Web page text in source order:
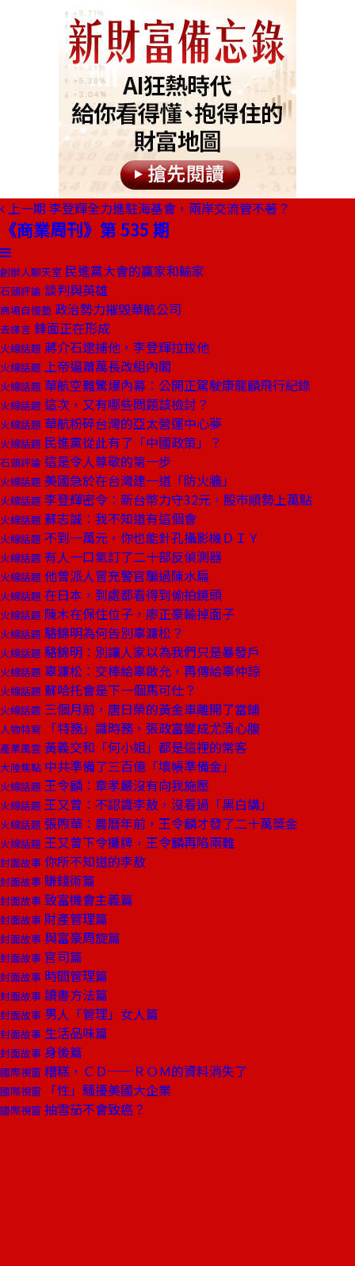
上一期 李登輝全力進駐海基會，兩岸交流管不著？
《商業周刊》第 535 期
創辦人聊天室 民進黨大會的贏家和輸家
石頭評論 談判與英雄
商場自慢塾 政治勢力摧毀華航公司
去梯言 鋒面正在形成
火線話題 蔣介石逮捕他，李登輝拉拔他
火線話題 上帝逼蕭萬長改組內閣
火線話題 華航空難驚爆內幕：公開正駕駛康龍麟飛行紀錄
火線話題 這次，又有哪些問題該檢討？
火線話題 華航粉碎台灣的亞太營運中心夢
火線話題 民進黨從此有了「中國政策」？
石頭評論 這是令人尊敬的第一步
火線話題 美國急於在台灣建一道「防火牆」
火線話題 李登輝密令：新台幣力守32元，股市順勢上萬點
火線話題 蘇志誠：我不知道有這個會
火線話題 不到一萬元，你也能針孔攝影機ＤＩＹ
火線話題 有人一口氣訂了二十部反偵測器
火線話題 他曾派人冒充警官騙過陳水扁
火線話題 在日本，到處都看得到偷拍鏡頭
火線話題 陳木在保住位子，廖正豪輸掉面子
火線話題 駱錦明為何告別辜濂松？
火線話題 駱錦明：別讓人家以為我們只是暴發戶
火線話題 辜濂松：交棒給辜啟允，再傳給辜仲諒
火線話題 蘇哈托會是下一個馬可仕？
火線話題 三個月前，唐日榮的黃金車離開了當鋪
人物特寫 「特務」識時務，張政富變成尤清心腹
產業風雲 黃義交和「何小姐」都是這裡的常客
大陸焦點 中共準備了三百億「壞帳準備金」
火線話題 王令麟：章孝嚴沒有向我施壓
火線話題 王又曾：不認識李敖，沒看過「黑白講」
火線話題 張煦華：農曆年前，王令麟才發了二十萬獎金
火線話題 王又曾下令攤牌，王令麟再陷兩難
封面故事 你所不知道的李敖
封面故事 賺錢術篇
封面故事 致富機會主義篇
封面故事 財產管理篇
封面故事 與富豪周旋篇
封面故事 官司篇
封面故事 時間管理篇
封面故事 讀書方法篇
封面故事 男人「管理」女人篇
封面故事 生活品味篇
封面故事 身後篇
國際視窗 糟糕，ＣＤ──ＲＯＭ的資料消失了
國際視窗 「性」騷擾美國大企業
國際視窗 抽雪茄不會致癌？